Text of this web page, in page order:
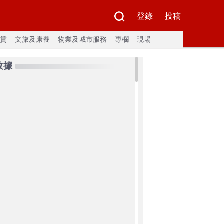
登錄 投稿
文旅及康養 物業及城市服務 專欄 現場
據